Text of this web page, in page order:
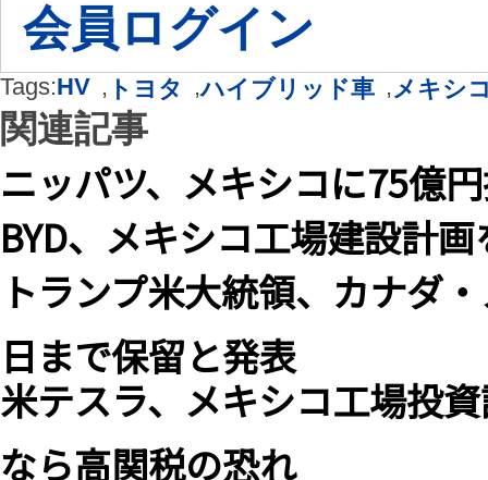
会員ログイン
Tags:HV , トヨタ ,ハイブリッド車 ,メキシ
関連記事
ニッパツ、メキシコに75億
BYD、メキシコ工場建設計
トランプ米大統領、カナダ
日まで保留と発表
米テスラ、メキシコ工場投
なら高関税の恐れ